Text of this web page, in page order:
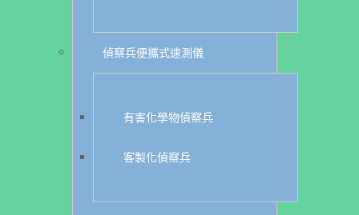
偵察兵便攜式速測儀
有害化學物偵察兵
客製化偵察兵